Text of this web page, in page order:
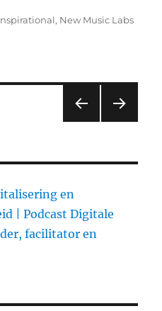
, New Music Labs
PAG
en
|
Podcast Digitale
facilitator en